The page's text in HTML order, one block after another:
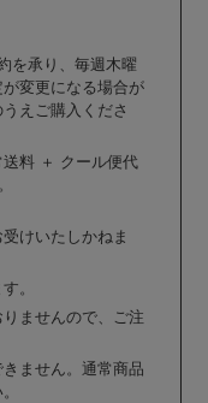
を承り、毎週木曜
変更になる場合が
えご購入くださ
送料 ＋ クール便代
けいたしかねま
。
ませんので、ご注
ません。通常商品